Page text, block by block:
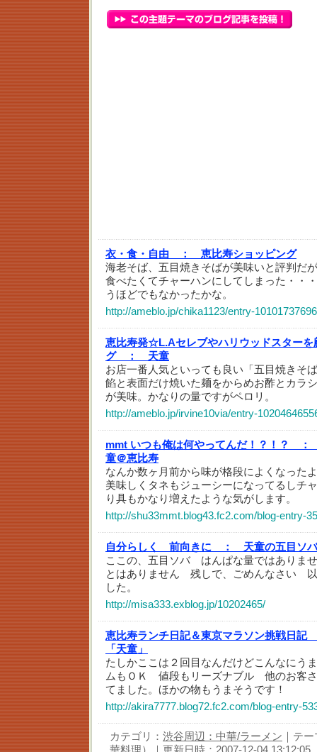
衣・食・自由 ：
恵比寿ショッピング
海老そば、五目焼きそばが美味いと評判だ
食べたくてチャーハンにしてしまった・・
うほどでもなかったかな。
http://ameblo.jp/chika1123/entry-
恵比寿発☆L.Aセレブやハリウッドスターを
グ ：
天童
お店一番人気といっても良い「五目焼き
餡と表面だけ焼いた麺をからめお酢とカラ
が美味。かなりの量ですがペロリ。
http://ameblo.jp/irvine10via/entry-
mmt いつも俺は何やってんだ！？！？ ：
童＠恵比寿
なんか数ヶ月前から味が格段によくなった
美味しくタネもジューシーになってるしチ
り具もかなり増えたような気がします。
http://shu33mmt.blog43.fc2.com/blog-entry-
自分らしく 前向きに ：
天童の五目ソ
ここの、五目ソバ はんぱな量ではありま
とはありません 残しで、ごめんなさい
した。
http://misa333.exblog.jp/10202465/
恵比寿ランチ日記＆東京マラソン挑戦日記
「天童」
たしかここは２回目なんだけどこんなにう
ムもＯＫ 値段もリーズナブル 他のお客
てました。ほかの物もうまそうです！
http://akira7777.blog72.fc2.com/blog-entry-
カテゴリ： 渋谷周辺：中華/ラーメン ｜テ
華料理）
｜更新日時：2007-12-04 13:12:05